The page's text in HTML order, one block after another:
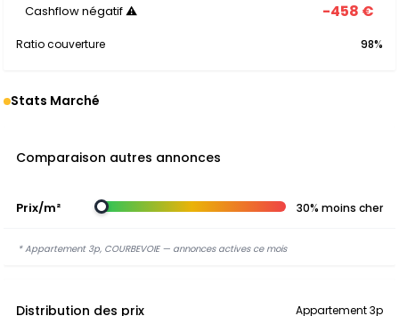
Cashflow négatif ⚠ -458 €
Ratio couverture 98%
Stats Marché
Comparaison autres annonces
Prix/m² 30% moins cher
* Appartement 3p, COURBEVOIE — annonces actives ce mois
Distribution des prix Appartement 3p